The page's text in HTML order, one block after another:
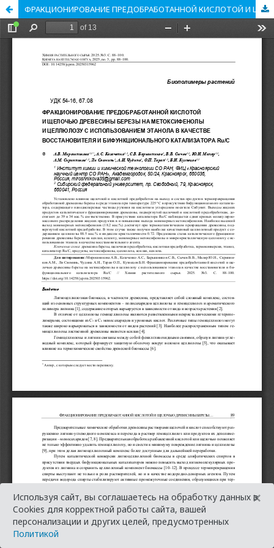
ФРАКЦИОНИРОВАНИЕ ПРЕДОБРАБОТАННОЙ КИСЛОТОЙ И ЩЕЛОЧЬЮ ДРЕВЕСИНЫ БЕРЕЗЫ НА МЕТОКСИФЕНОЛЫ И ЦЕЛЛЮЛОЗУ С ИСПОЛЬЗОВАНИЕМ ЭТАНОЛА В КАЧЕСТВЕ ВОССТАНОВИТЕЛЯ И БИФУНКЦИОНАЛЬНОГО КАТАЛИЗАТОРА Ru/C
Используя сайт, вы соглашаетесь на обработку данных в
Cookies для корректной работы сайта, вашей
персонализации и других целей, предусмотренных
Политикой
×